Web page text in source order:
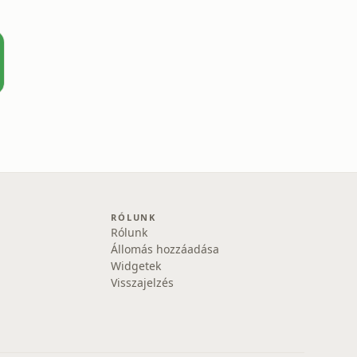
RÓLUNK
Rólunk
Állomás hozzáadása
Widgetek
Visszajelzés